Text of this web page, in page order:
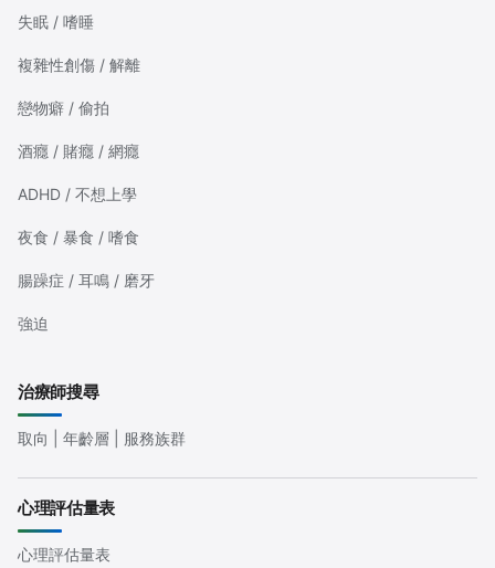
失眠 / 嗜睡
複雜性創傷 / 解離
戀物癖 / 偷拍
酒癮 / 賭癮 / 網癮
ADHD / 不想上學
夜食 / 暴食 / 嗜食
腸躁症 / 耳鳴 / 磨牙
強迫
治療師搜尋
取向 | 年齡層 | 服務族群
心理評估量表
心理評估量表